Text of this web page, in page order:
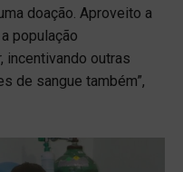
doação. Aproveito a
população
incentivando outras
de sangue também”,